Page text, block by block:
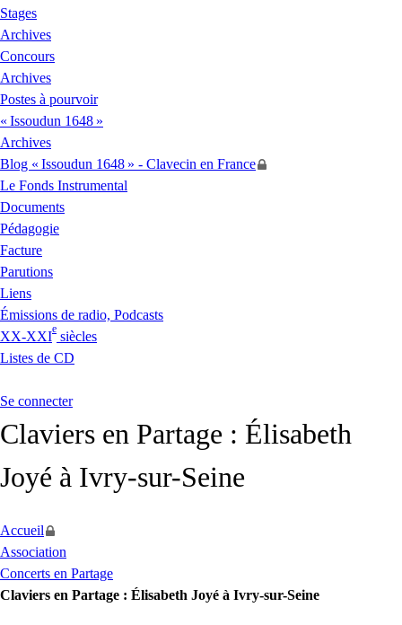
Stages
Archives
Concours
Archives
Postes à pourvoir
« Issoudun 1648 »
Archives
Blog « Issoudun 1648 » - Clavecin en France
Le Fonds Instrumental
Documents
Pédagogie
Facture
Parutions
Liens
Émissions de radio, Podcasts
XX-XXI
e
siècles
Listes de CD
Se connecter
Claviers en Partage : Élisabeth
Joyé à Ivry-sur-Seine
Accueil
Association
Concerts en Partage
Claviers en Partage : Élisabeth Joyé à Ivry-sur-Seine